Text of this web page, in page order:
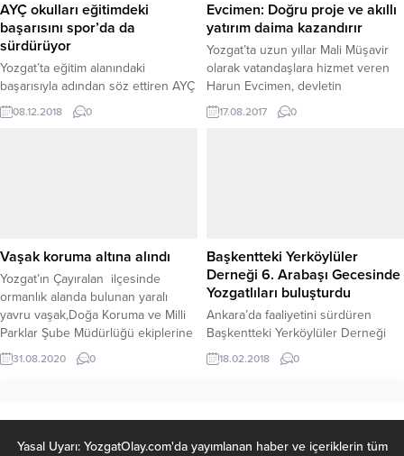
AYÇ okulları eğitimdeki
başarısını spor’da da
sürdürüyor
Yozgat’ta eğitim alanındaki
başarısıyla adından söz ettiren AYÇ
Okulları eğitimin yanı sıra sportif
faaliyetlerdeki başarısıyla da
08.12.2018 0
Evcimen: Doğru proje ve akıllı
yatırım daima kazandırır
Yozgat’ta uzun yıllar Mali Müşavir
olarak vatandaşlara hizmet veren
Harun Evcimen, devletin
vatandaşlara üreticilere yönelik
yüzde 70-yüzde 80’lere varan ciddi
17.08.2017 0
Vaşak koruma altına alındı
Yozgat’ın Çayıralan ilçesinde
ormanlık alanda bulunan yaralı
yavru vaşak,Doğa Koruma ve Milli
Parklar Şube Müdürlüğü ekiplerine
teslim edildi.
31.08.2020 0
Başkentteki Yerköylüler
Derneği 6. Arabaşı Gecesinde
Yozgatlıları buluşturdu
Ankara’da faaliyetini sürdüren
Başkentteki Yerköylüler Derneği
düzenlediği 6.ncı Geleneksel
Arabaşı ve Muhabbet Geceleri
Yozgatlıları bir araya getirdi. Geniş
katılımın sağlandığı gecede
18.02.2018 0
Yasal Uyarı: YozgatOlay.com'da yayımlanan haber ve içeriklerin tüm